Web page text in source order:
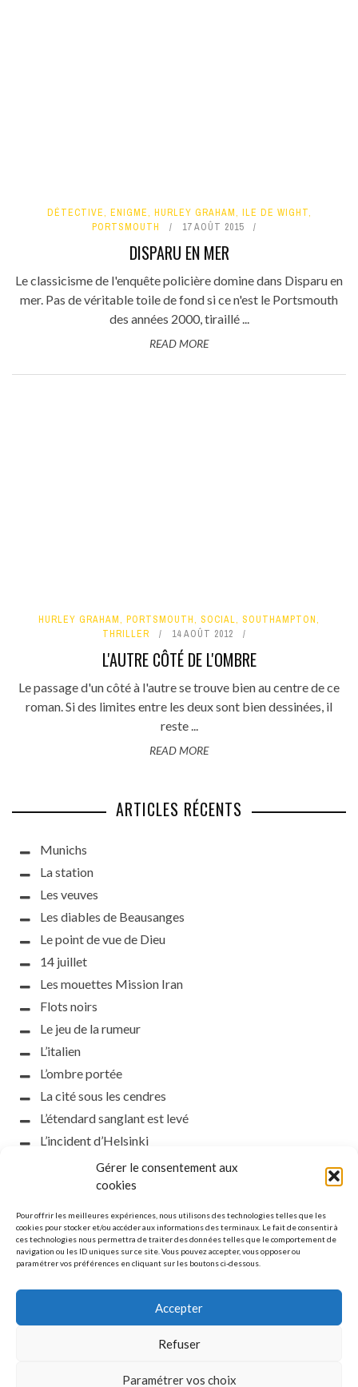
Gérer le consentement aux
cookies
Pour offrir les meilleures expériences, nous utilisons des technologies telles que les
cookies pour stocker et/ou accéder aux informations des terminaux. Le fait de consentir à
ces technologies nous permettra de traiter des données telles que le comportement de
navigation ou les ID uniques sur ce site. Vous pouvez accepter, vous opposer ou
paramétrer vos préférences en cliquant sur les boutons ci-dessous.
Accepter
Refuser
Paramétrer vos choix
DÉTECTIVE, ENIGME, HURLEY GRAHAM, ILE DE WIGHT,
PORTSMOUTH
17 AOÛT 2015
DISPARU EN MER
Le classicisme de l'enquête policière domine dans Disparu en
mer. Pas de véritable toile de fond si ce n'est le Portsmouth
des années 2000, tiraillé ...
READ MORE
HURLEY GRAHAM, PORTSMOUTH, SOCIAL, SOUTHAMPTON,
THRILLER
14 AOÛT 2012
L'AUTRE CÔTÉ DE L'OMBRE
Le passage d'un côté à l'autre se trouve bien au centre de ce
roman. Si des limites entre les deux sont bien dessinées, il
reste ...
READ MORE
ARTICLES RÉCENTS
Munichs
La station
Les veuves
Les diables de Beausanges
Le point de vue de Dieu
14 juillet
Les mouettes Mission Iran
Flots noirs
Le jeu de la rumeur
L’italien
L’ombre portée
La cité sous les cendres
L’étendard sanglant est levé
L’incident d’Helsinki
la petite fasciste
Toutes les nuances de la nuit
Que s’obscurcissent le soleil et la lumière
Le silence
MENTIONS LÉGALES